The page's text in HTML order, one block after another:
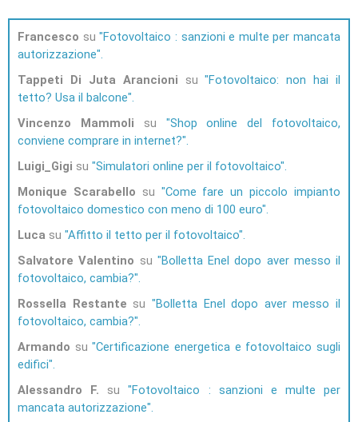
Francesco su Fotovoltaico : sanzioni e multe per mancata
autorizzazione
Tappeti Di Juta Arancioni su Fotovoltaico: non hai il
tetto? Usa il balcone
Vincenzo Mammoli su
Shop online del fotovoltaico,
conviene comprare in internet?
Luigi_Gigi su Simulatori online per il fotovoltaico
Monique Scarabello su
Come fare un piccolo impianto
fotovoltaico domestico con meno di 100 euro
Luca su Affitto il tetto per il fotovoltaico
Salvatore Valentino su
Bolletta Enel dopo aver messo il
fotovoltaico, cambia?
Rossella Restante su
Bolletta Enel dopo aver messo il
fotovoltaico, cambia?
Armando su Certificazione energetica e fotovoltaico sugli
edifici
Alessandro F. su Fotovoltaico : sanzioni e multe per
mancata autorizzazione